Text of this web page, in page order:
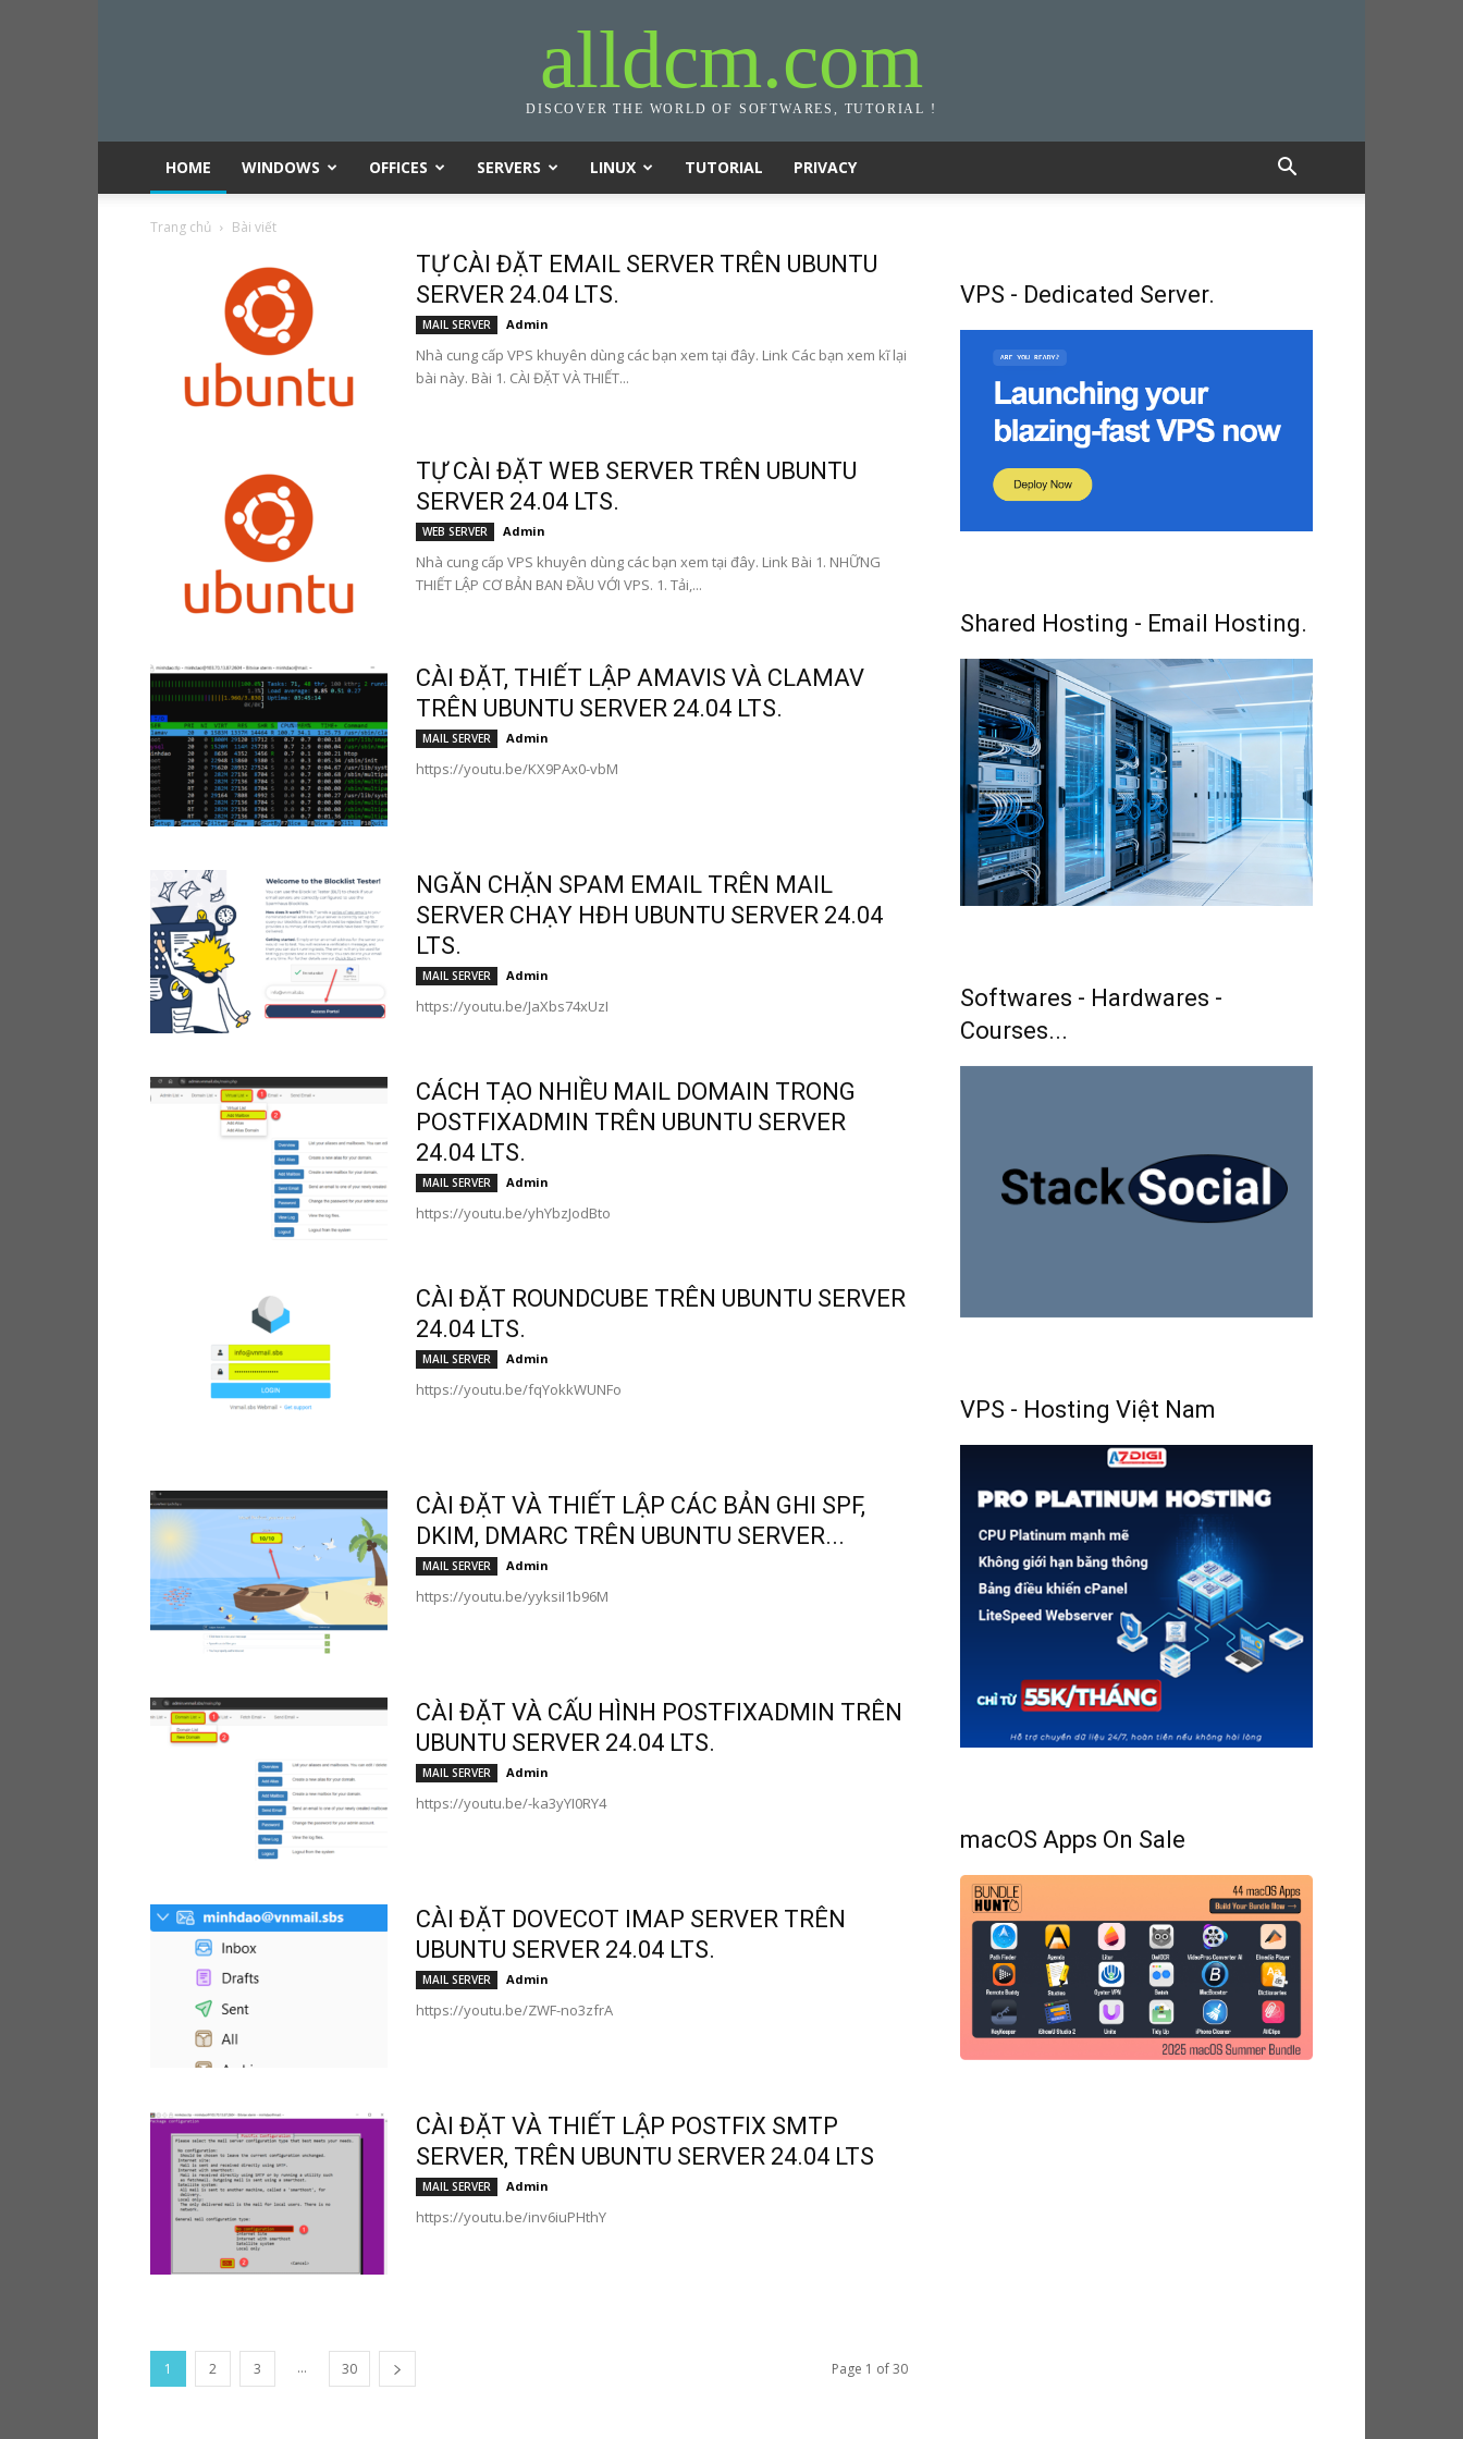
alldcm.com
DISCOVER THE WORLD OF SOFTWARES, TUTORIAL !
HOME WINDOWS OFFICES SERVERS LINUX TUTORIAL PRIVACY
Trang chủ Bài viết
TỰ CÀI ĐẶT EMAIL SERVER TRÊN UBUNTU
SERVER 24.04 LTS.
MAIL SERVER Admin
Nhà cung cấp VPS khuyên dùng các bạn xem tại đây. Link Các bạn xem kĩ lại
bài này. Bài 1. CÀI ĐẶT VÀ THIẾT...
TỰ CÀI ĐẶT WEB SERVER TRÊN UBUNTU
SERVER 24.04 LTS.
WEB SERVER Admin
Nhà cung cấp VPS khuyên dùng các bạn xem tại đây. Link Bài 1. NHỮNG
THIẾT LẬP CƠ BẢN BAN ĐẦU VỚI VPS. 1. Tải,...
CÀI ĐẶT, THIẾT LẬP AMAVIS VÀ CLAMAV
TRÊN UBUNTU SERVER 24.04 LTS.
MAIL SERVER Admin
https://youtu.be/KX9PAx0-vbM
NGĂN CHẶN SPAM EMAIL TRÊN MAIL
SERVER CHẠY HĐH UBUNTU SERVER 24.04
LTS.
MAIL SERVER Admin
https://youtu.be/JaXbs74xUzI
CÁCH TẠO NHIỀU MAIL DOMAIN TRONG
POSTFIXADMIN TRÊN UBUNTU SERVER
24.04 LTS.
MAIL SERVER Admin
https://youtu.be/yhYbzJodBto
CÀI ĐẶT ROUNDCUBE TRÊN UBUNTU SERVER
24.04 LTS.
MAIL SERVER Admin
https://youtu.be/fqYokkWUNFo
CÀI ĐẶT VÀ THIẾT LẬP CÁC BẢN GHI SPF,
DKIM, DMARC TRÊN UBUNTU SERVER...
MAIL SERVER Admin
https://youtu.be/yyksiI1b96M
CÀI ĐẶT VÀ CẤU HÌNH POSTFIXADMIN TRÊN
UBUNTU SERVER 24.04 LTS.
MAIL SERVER Admin
https://youtu.be/-ka3yYI0RY4
CÀI ĐẶT DOVECOT IMAP SERVER TRÊN
UBUNTU SERVER 24.04 LTS.
MAIL SERVER Admin
https://youtu.be/ZWF-no3zfrA
CÀI ĐẶT VÀ THIẾT LẬP POSTFIX SMTP
SERVER, TRÊN UBUNTU SERVER 24.04 LTS
MAIL SERVER Admin
https://youtu.be/inv6iuPHthY
1 2 3 ... 30 Page 1 of 30
VPS - Dedicated Server.
Shared Hosting - Email Hosting.
Softwares - Hardwares -
Courses...
VPS - Hosting Việt Nam
macOS Apps On Sale